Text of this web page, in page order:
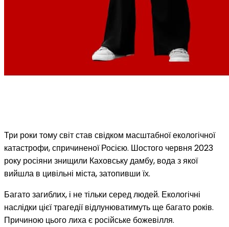
Три роки тому світ став свідком масштабної екологічної
катастрофи, спричиненої Росією. Шостого червня 2023
року росіяни знищили Каховську дамбу, вода з якої
вийшла в цивільні міста, затопивши їх.
Багато загиблих, і не тільки серед людей. Екологічні
наслідки цієї трагедії відлунюватимуть ще багато років.
Причиною цього лиха є російське божевілля.